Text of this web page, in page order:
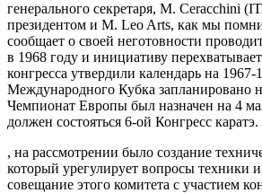
генерального секретаря, М. Ceracchini
президентом и M. Leo Arts, как мы
сообщает о своей неготовности
в 1968 году и инициативу
конгресса утвердили календарь на
Международного Кубка запланировано
Чемпионат Европы был назначен на 4
должен состояться 6-ой Конгресс каратэ.
, на рассмотрении было создание
который урегулирует вопросы техники
совещание этого комитета с участием